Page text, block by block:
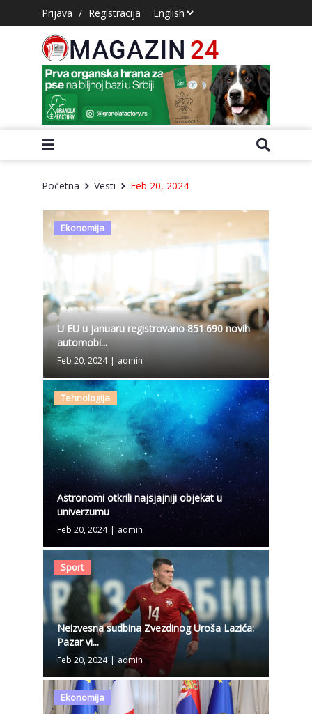
Prijava / Registracija
Početna Vesti Feb 20, 2024
Ekonomija
U EU u januaru registrovano 851.690 novih
automobi...
Feb 20, 2024 | admin
Tehnologija
Astronomi otkrili najsjajniji objekat u
univerzumu
Feb 20, 2024 | admin
Sport
Neizvesna sudbina Zvezdinog Uroša Lazića:
Pazar vi...
Feb 20, 2024 | admin
Ekonomija